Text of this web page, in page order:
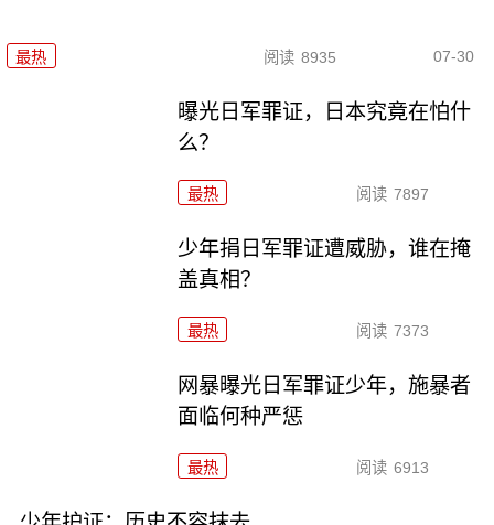
最热 阅读 8935 07-30
曝光日军罪证，日本究竟在怕什
么？
最热 阅读 7897
少年捐日军罪证遭威胁，谁在掩
盖真相？
最热 阅读 7373
网暴曝光日军罪证少年，施暴者
面临何种严惩
最热 阅读 6913